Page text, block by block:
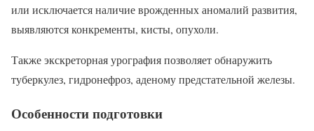
или исключается наличие врожденных аномалий развития,
выявляются конкременты, кисты, опухоли.
Также экскреторная урография позволяет обнаружить
туберкулез, гидронефроз, аденому предстательной железы.
Особенности подготовки